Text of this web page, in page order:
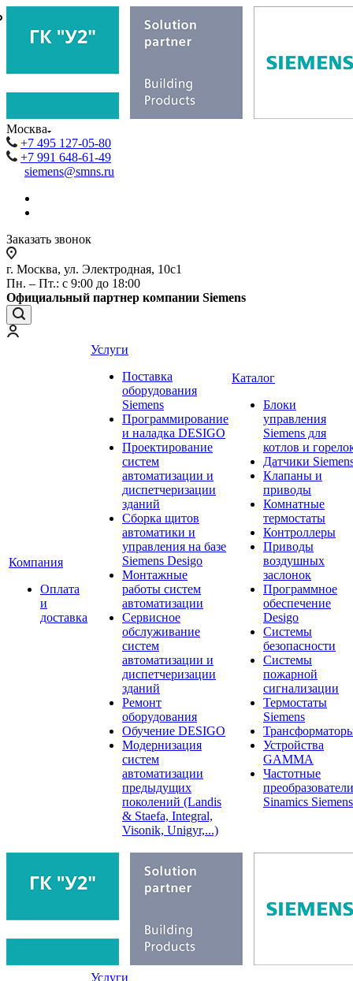
Москва
+7 495 127-05-80
+7 991 648-61-49
siemens@smns.ru
Заказать звонок
г. Москва, ул. Электродная, 10с1
Пн. – Пт.: с 9:00 до 18:00
Официальный партнер компании Siemens
Компания
Оплата
и
доставка
Услуги
Поставка
оборудования
Siemens
Программирование
и наладка DESIGO
Проектирование
систем
автоматизации и
диспетчеризации
зданий
Сборка щитов
автоматики и
управления на базе
Siemens Desigo
Монтажные
работы систем
автоматизации
Сервисное
обслуживание
систем
автоматизации и
диспетчеризации
зданий
Ремонт
оборудования
Обучение DESIGO
Модернизация
систем
автоматизации
предыдущих
поколений (Landis
& Staefa, Integral,
Visonik, Unigyr,...)
Каталог
Блоки
управления
Siemens для
котлов и
Датчики
Клапаны и
приводы
Комнатные
термостаты
Контроллеры
Приводы
воздушных
заслонок
Программное
обеспечение
Desigo
Системы
безопасности
Системы
пожарной
сигнализации
Термостаты
Siemens
Устройства
GAMMA
Частотные
преобразователи
Sinamics Siemens
Услуги